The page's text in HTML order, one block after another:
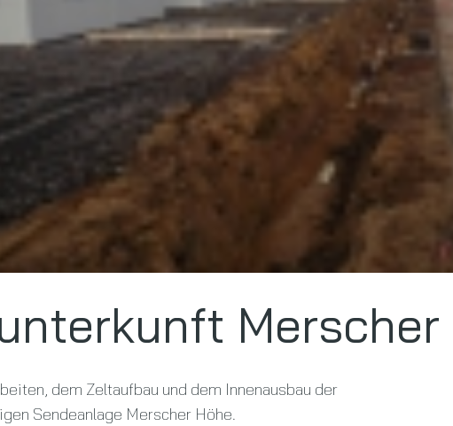
Merscher
dem Zeltaufbau und dem Innenausbau der
Sendeanlage Merscher Höhe.